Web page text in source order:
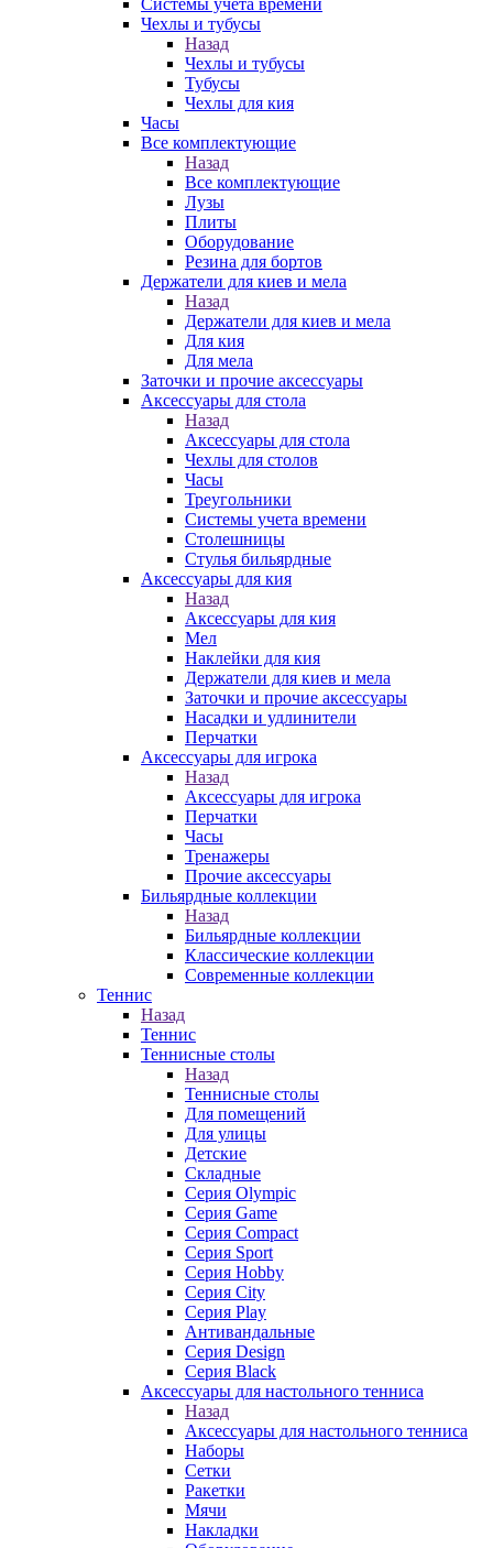
Системы учета времени
Чехлы и тубусы
Назад
Чехлы и тубусы
Тубусы
Чехлы для кия
Часы
Все комплектующие
Назад
Все комплектующие
Лузы
Плиты
Оборудование
Резина для бортов
Держатели для киев и мела
Назад
Держатели для киев и мела
Для кия
Для мела
Заточки и прочие аксессуары
Аксессуары для стола
Назад
Аксессуары для стола
Чехлы для столов
Часы
Треугольники
Системы учета времени
Столешницы
Стулья бильярдные
Аксессуары для кия
Назад
Аксессуары для кия
Мел
Наклейки для кия
Держатели для киев и мела
Заточки и прочие аксессуары
Насадки и удлинители
Перчатки
Аксессуары для игрока
Назад
Аксессуары для игрока
Перчатки
Часы
Тренажеры
Прочие аксессуары
Бильярдные коллекции
Назад
Бильярдные коллекции
Классические коллекции
Современные коллекции
Теннис
Назад
Теннис
Теннисные столы
Назад
Теннисные столы
Для помещений
Для улицы
Детские
Складные
Серия Olympic
Серия Game
Серия Compact
Серия Sport
Серия Hobby
Серия City
Серия Play
Антивандальные
Серия Design
Серия Black
Аксессуары для настольного тенниса
Назад
Аксессуары для настольного тенниса
Наборы
Сетки
Ракетки
Мячи
Накладки